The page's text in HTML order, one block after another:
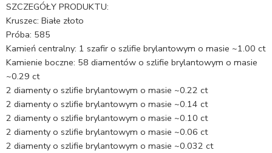
oceny
SZCZEGÓŁY PRODUKTU:
Kruszec: Białe złoto
Próba: 585
Kamień centralny: 1 szafir o szlifie brylantowym o masie ~1.00 ct
Kamienie boczne: 58 diamentów o szlifie brylantowym o masie
~0.29 ct
2 diamenty o szlifie brylantowym o masie ~0.22 ct
2 diamenty o szlifie brylantowym o masie ~0.14 ct
2 diamenty o szlifie brylantowym o masie ~0.10 ct
2 diamenty o szlifie brylantowym o masie ~0.06 ct
2 diamenty o szlifie brylantowym o masie ~0.032 ct